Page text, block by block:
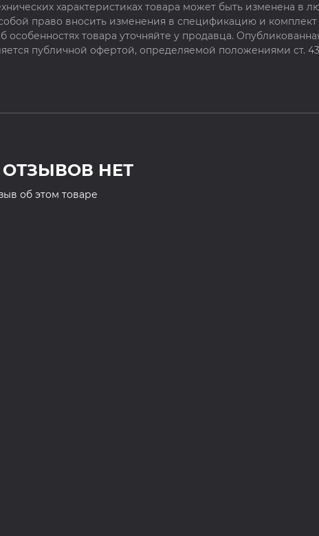
характеристиках товара может быть изменена в
право вносить изменения в спецификацию и
товара уточняйте у продавца.
публичной офертой, определяемой положениями ст.
НЕТ
об этом товаре